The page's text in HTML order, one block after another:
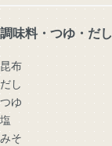
調味料・つゆ・だし
昆布
だし
つゆ
塩
みそ